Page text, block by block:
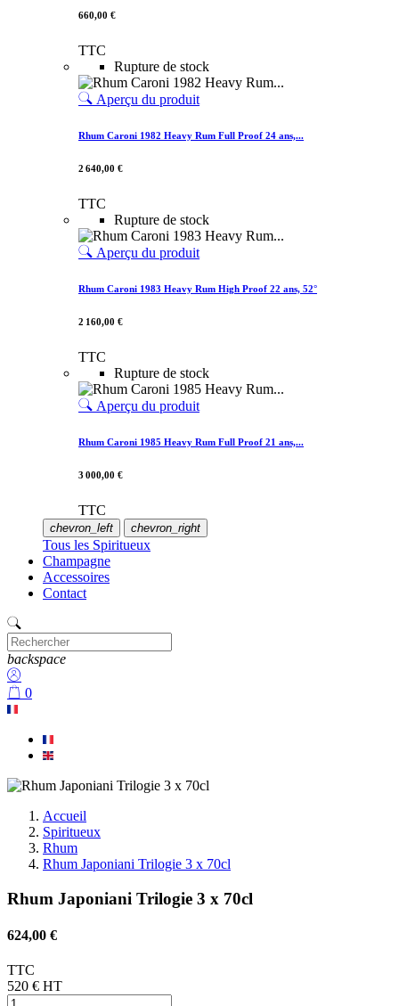
660,00 €
TTC
Rupture de stock
Aperçu du produit
Rhum Caroni 1982 Heavy Rum Full Proof 24 ans,...
2 640,00 €
TTC
Rupture de stock
Aperçu du produit
Rhum Caroni 1983 Heavy Rum High Proof 22 ans, 52°
2 160,00 €
TTC
Rupture de stock
Aperçu du produit
Rhum Caroni 1985 Heavy Rum Full Proof 21 ans,...
3 000,00 €
TTC
chevron_left chevron_right
Tous les Spiritueux
Champagne
Accessoires
Contact
backspace
0
Accueil
Spiritueux
Rhum
Rhum Japoniani Trilogie 3 x 70cl
Rhum Japoniani Trilogie 3 x 70cl
624,00 €
TTC
520 € HT